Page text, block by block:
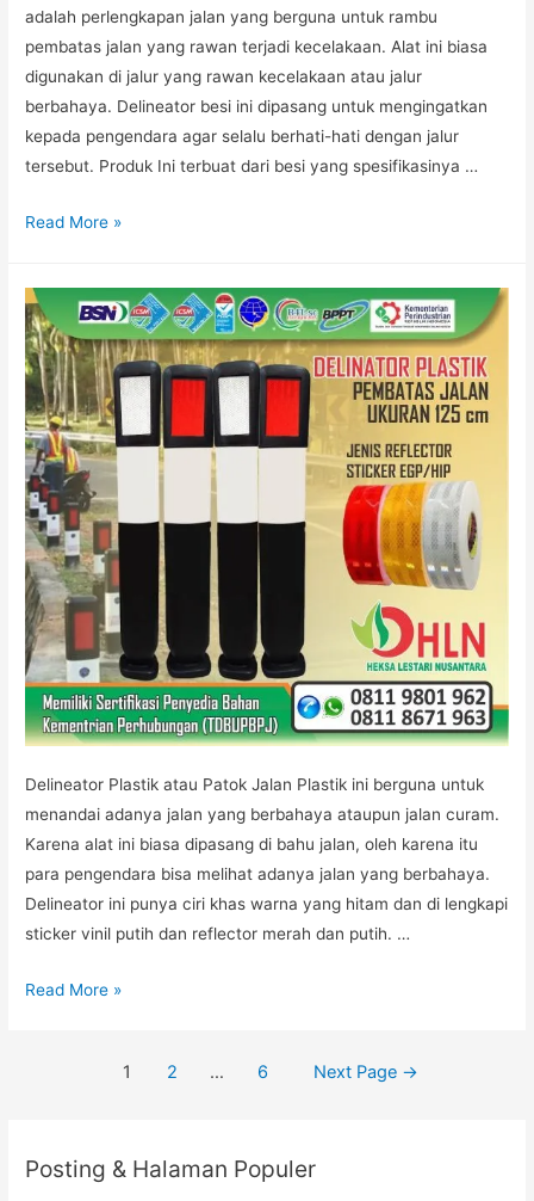
adalah perlengkapan jalan yang berguna untuk rambu
pembatas jalan yang rawan terjadi kecelakaan. Alat ini biasa
digunakan di jalur yang rawan kecelakaan atau jalur
berbahaya. Delineator besi ini dipasang untuk mengingatkan
kepada pengendara agar selalu berhati-hati dengan jalur
tersebut. Produk Ini terbuat dari besi yang spesifikasinya …
DELINEATOR
BESI
Read More »
Delineator Plastik atau Patok Jalan Plastik ini berguna untuk
menandai adanya jalan yang berbahaya ataupun jalan curam.
Karena alat ini biasa dipasang di bahu jalan, oleh karena itu
para pengendara bisa melihat adanya jalan yang berbahaya.
Delineator ini punya ciri khas warna yang hitam dan di lengkapi
sticker vinil putih dan reflector merah dan putih. …
DELINEATOR
Read More »
1 2 … 6 Next Page →
Posting & Halaman Populer